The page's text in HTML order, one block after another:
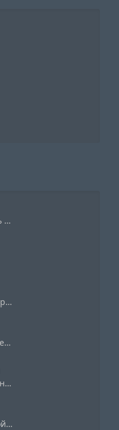
Я на минутку заглянуть к тебе решил
Непреступная такая горделивая
Не ходи ты за мной мне цветы не дари
Листья тополиные песни лебединые
Зову тебя единственной зову